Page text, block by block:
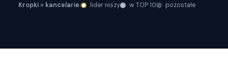
Kropki = kancelarie:
lider niszy w TOP 10 pozostałe